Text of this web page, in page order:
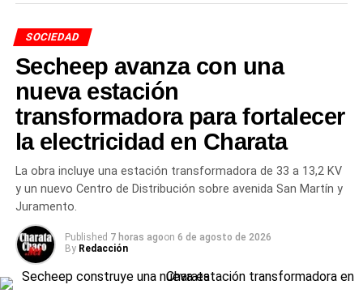
Másnoticias de CharataenCharataChaco.Net.
NOTICIAS CHARATA
NOTICIAS DE CHARATA CHACO HOY
PRONÓSTICO CHARATA
TIEMPO CHACO JUNIO
ACTUALIDAD
Charata celebró el Corpus Christi con una
procesión de cinco estaciones por las calles de la
NOTICIAS
El Municipio de Charata convocó a usar siempre
trayectos cortos sin protección
SOCIEDAD
Secheep avanza con una
nueva estación
transformadora para fortalecer
la electricidad en Charata
La obra incluye una estación transformadora de 33 a 13,2 KV
y un nuevo Centro de Distribución sobre avenida San Martín y
Juramento.
Published 7 horas agoon 6 de agosto de 2026
By Redacción